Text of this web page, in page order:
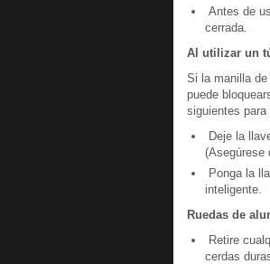
Antes de
cerrada.
Al utilizar un
Si la manilla
puede
siguientes
Deje la
(Asegúrese
Ponga la
inteligente.
Ruedas de
Retire
cerdas